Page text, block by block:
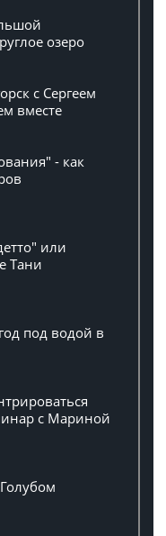
озеро
с Сергеем
вместе
- как
или
Тани
под водой в
с Мариной